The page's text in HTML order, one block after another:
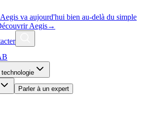
va aujourd'hui bien au-delà du simple
Aegis→
technologie
Parler à un expert